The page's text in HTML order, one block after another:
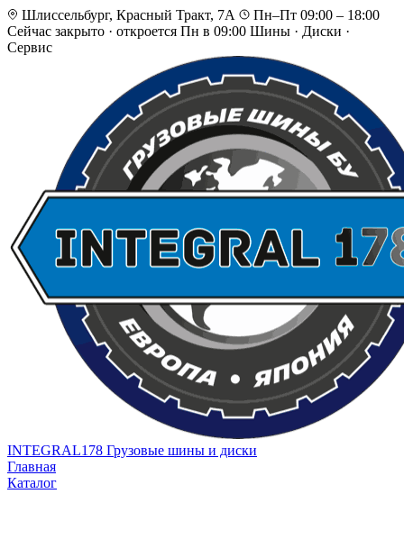
Шлиссельбург, Красный Тракт, 7А
Пн–Пт 09:00 – 18:00
Сейчас закрыто · откроется Пн в 09:00 Шины · Диски ·
Сервис
INTEGRAL178 Грузовые шины и диски
Главная
Каталог